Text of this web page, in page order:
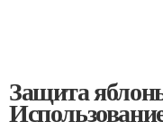
Защита